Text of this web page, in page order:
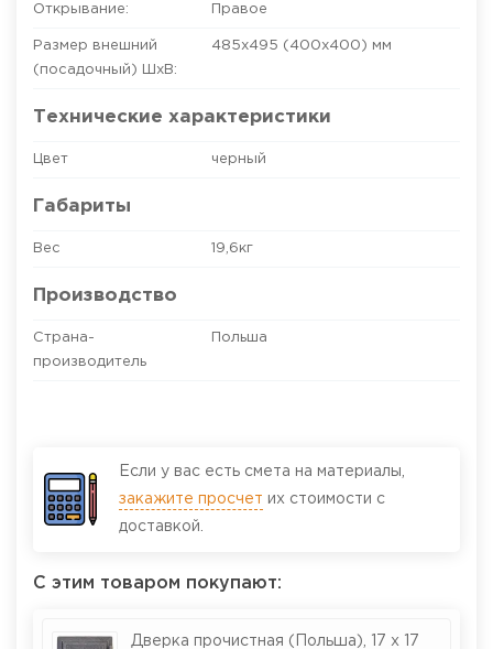
Открывание: Правое
Размер внешний
(посадочный) ШхВ:
485х495 (400х400) мм
Технические характеристики
Цвет черный
Габариты
Вес 19,6кг
Производство
Страна-
производитель
Польша
Если у вас есть смета на материалы,
закажите просчет их стоимости с
доставкой.
С этим товаром покупают:
Дверка прочистная (Польша), 17 х 17